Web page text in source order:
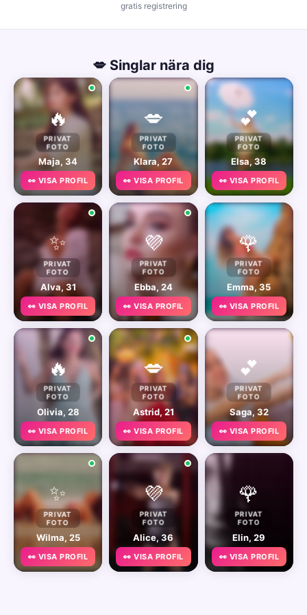
gratis registrering
💋 Singlar nära dig
🔥
PRIVAT
FOTO
Maja, 34
👀 VISA PROFIL
💋
PRIVAT
FOTO
Klara, 27
👀 VISA PROFIL
💕
PRIVAT
FOTO
Elsa, 38
👀 VISA PROFIL
✨
PRIVAT
FOTO
Alva, 31
👀 VISA PROFIL
💜
PRIVAT
FOTO
Ebba, 24
👀 VISA PROFIL
🌹
PRIVAT
FOTO
Emma, 35
👀 VISA PROFIL
🔥
PRIVAT
FOTO
Olivia, 28
👀 VISA PROFIL
💋
PRIVAT
FOTO
Astrid, 21
👀 VISA PROFIL
💕
PRIVAT
FOTO
Saga, 32
👀 VISA PROFIL
✨
PRIVAT
FOTO
Wilma, 25
👀 VISA PROFIL
💜
PRIVAT
FOTO
Alice, 36
👀 VISA PROFIL
🌹
PRIVAT
FOTO
Elin, 29
👀 VISA PROFIL